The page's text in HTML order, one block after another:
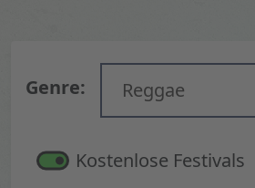
Genre: Reggae
Kostenlose Festivals